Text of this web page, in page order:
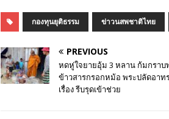
กองทุนยุติธรรม ข่าวนสพชาติไทย
PREVIOUS
หดหู่ใจยายอุ้ม 3 หลาน ก้มกราบ
ข้าวสารกรอกหม้อ พระปลัดอาท
เรื่อง รีบรุดเข้าช่วย